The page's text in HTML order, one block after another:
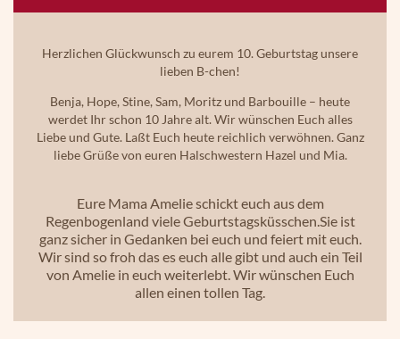
Herzlichen Glückwunsch zu eurem 10. Geburtstag unsere
lieben B-chen!
Benja, Hope, Stine, Sam, Moritz und Barbouille – heute
werdet Ihr schon 10 Jahre alt. Wir wünschen Euch alles
Liebe und Gute. Laßt Euch heute reichlich verwöhnen. Ganz
liebe Grüße von euren Halschwestern Hazel und Mia.
Eure Mama Amelie schickt euch aus dem
Regenbogenland viele Geburtstagsküsschen.Sie ist
ganz sicher in Gedanken bei euch und feiert mit euch.
Wir sind so froh das es euch alle gibt und auch ein Teil
von Amelie in euch weiterlebt. Wir wünschen Euch
allen einen tollen Tag.